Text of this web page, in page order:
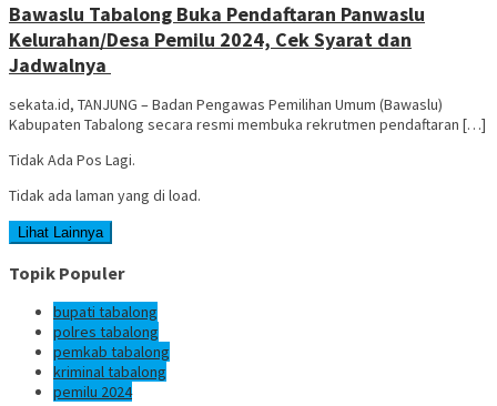
Bawaslu Tabalong Buka Pendaftaran Panwaslu
Kelurahan/Desa Pemilu 2024, Cek Syarat dan
Jadwalnya
sekata.id, TANJUNG – Badan Pengawas Pemilihan Umum (Bawaslu)
Kabupaten Tabalong secara resmi membuka rekrutmen pendaftaran […]
Tidak Ada Pos Lagi.
Tidak ada laman yang di load.
Lihat Lainnya
Topik Populer
bupati tabalong
polres tabalong
pemkab tabalong
kriminal tabalong
pemilu 2024